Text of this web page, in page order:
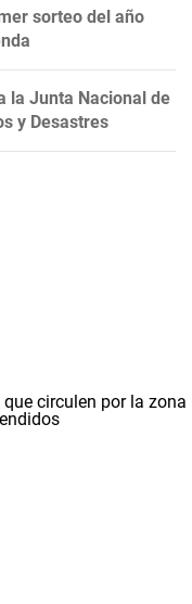
sorteo del año
la Junta Nacional de
y Desastres